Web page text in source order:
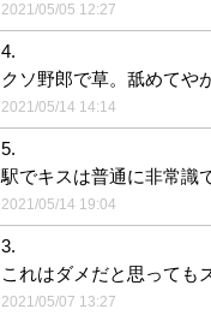
2021/05/05 12:27
4.
クソ野郎で草。舐めてや
2021/05/14 14:14
5.
駅でキスは普通に非常識
2021/05/14 19:04
3.
これはダメだと思っても
2021/05/07 13:27